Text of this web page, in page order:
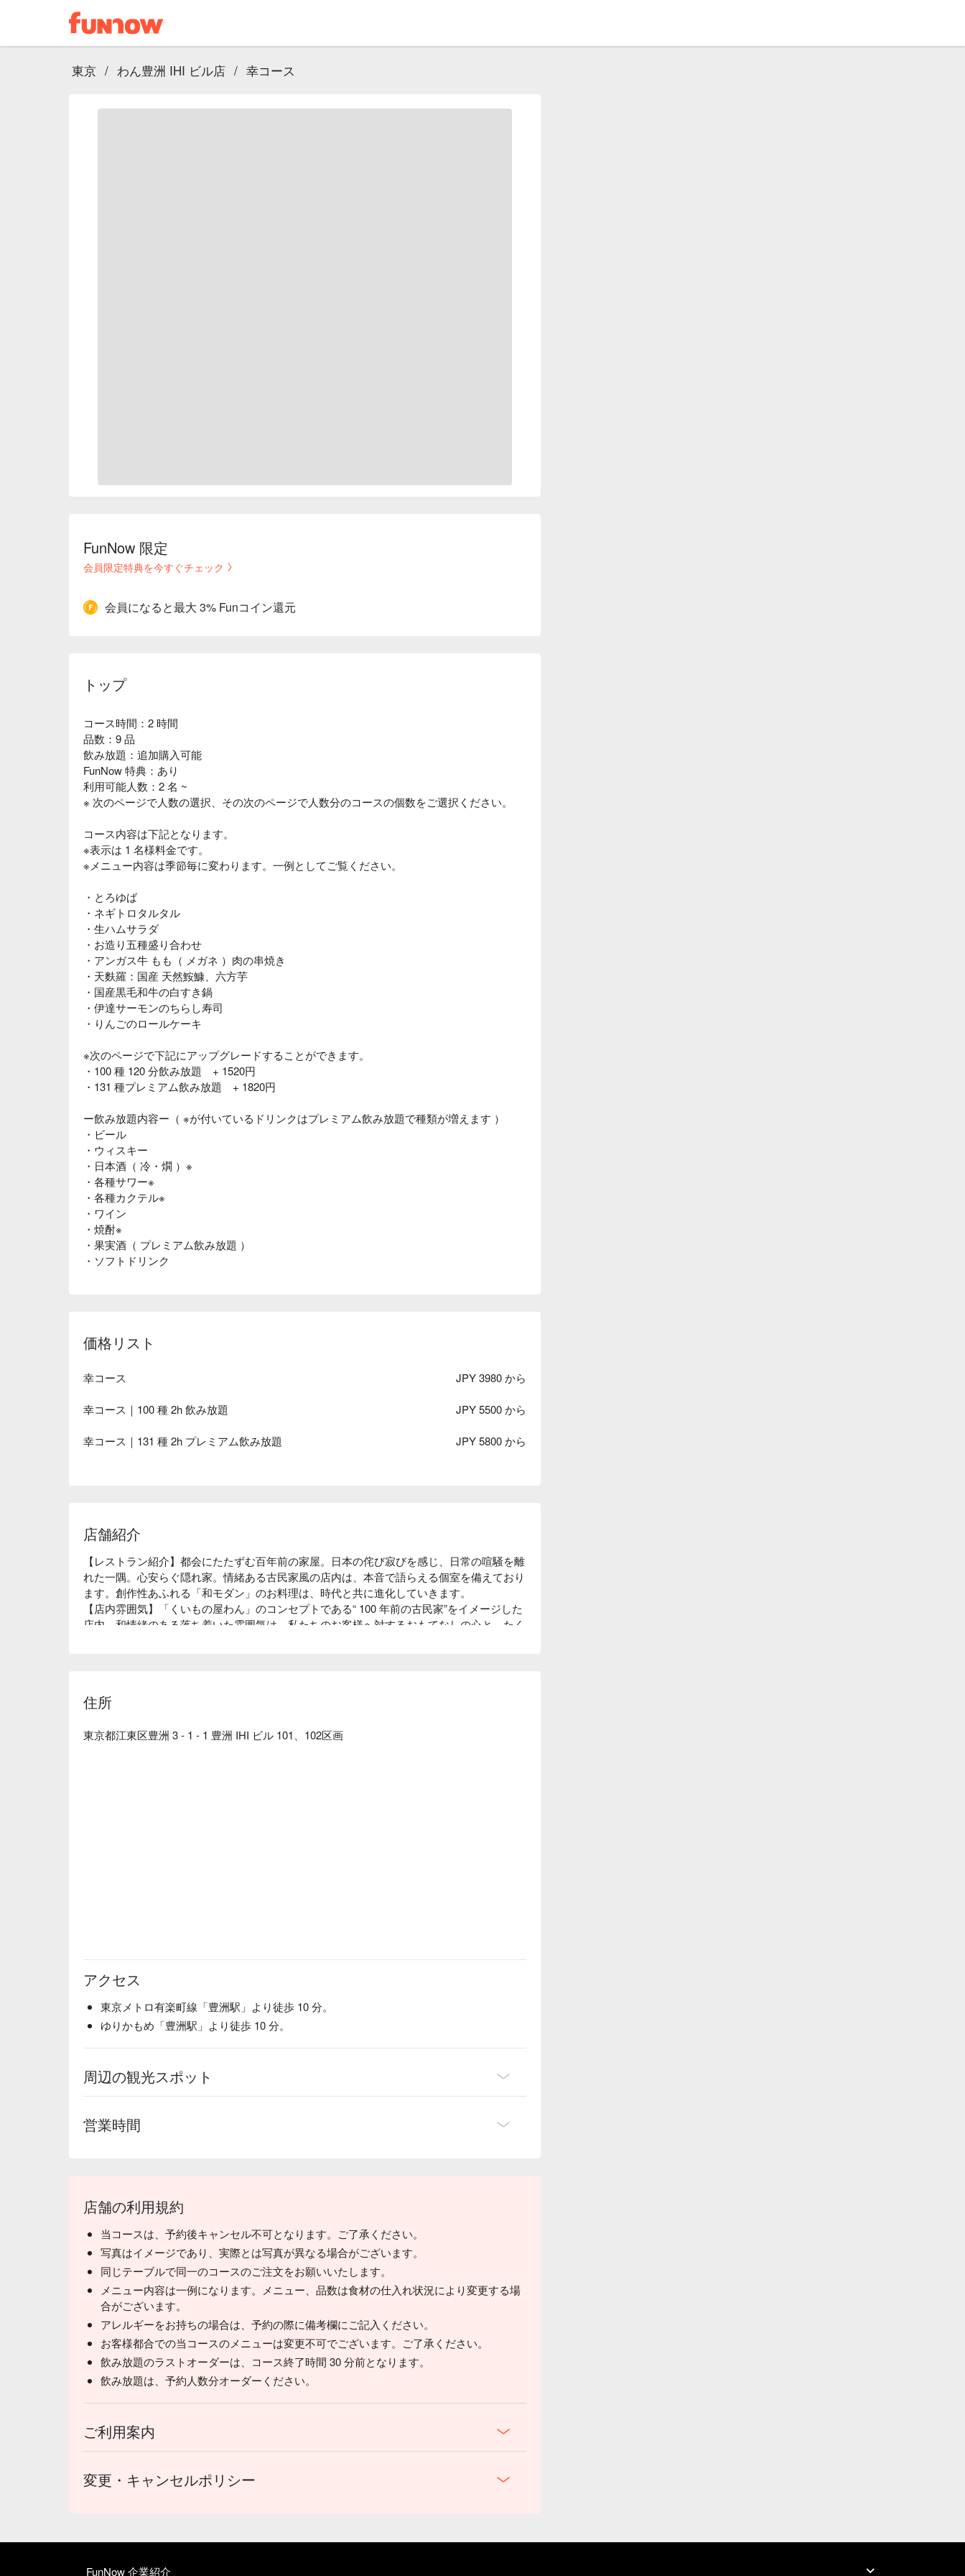
東京 / わん豊洲 IHI ビル店 / 幸コース
FunNow 限定
会員限定特典を今すぐチェック
会員になると最大 3% Funコイン還元
トップ
コース時間：2 時間
品数：9 品
飲み放題：追加購入可能
FunNow 特典：あり
利用可能人数：2 名 ~
※ 次のページで人数の選択、その次のページで人数分のコースの個数をご選択ください。
コース内容は下記となります。
※表示は 1 名様料金です。
※メニュー内容は季節毎に変わります。一例としてご覧ください。
・とろゆば
・ネギトロタルタル
・生ハムサラダ
・お造り五種盛り合わせ
・アンガス牛 もも（ メガネ ）肉の串焼き
・天麩羅：国産 天然鮟鱇、六方芋
・国産黒毛和牛の白すき鍋
・伊達サーモンのちらし寿司
・りんごのロールケーキ
※次のページで下記にアップグレードすることができます。
・100 種 120 分飲み放題 + 1520円
・131 種プレミアム飲み放題 + 1820円
ー飲み放題内容ー（ ※が付いているドリンクはプレミアム飲み放題で種類が増えます ）
・ビール
・ウィスキー
・日本酒（ 冷・燗 ）※
・各種サワー※
・各種カクテル※
・ワイン
・焼酎※
・果実酒（ プレミアム飲み放題 ）
・ソフトドリンク
価格リスト
幸コース JPY 3980 から
幸コース｜100 種 2h 飲み放題 JPY 5500 から
幸コース｜131 種 2h プレミアム飲み放題 JPY 5800 から
店舗紹介
【レストラン紹介】都会にたたずむ百年前の家屋。日本の侘び寂びを感じ、日常の喧騒を離
れた一隅。心安らぐ隠れ家。情緒ある古民家風の店内は、本音で語らえる個室を備えており
ます。創作性あふれる「和モダン」のお料理は、時代と共に進化していきます。
【店内雰囲気】「くいもの屋わん」のコンセプトである“ 100 年前の古民家”をイメージした
店内。和情緒のある落ち着いた雰囲気は、私たちのお客様へ対するおもてなしの心と、たく
は「椀」から来ています。器も料理の一部と捉え、一部の食器は栃木県益子焼を取り入れ、
合います。
住所
東京都江東区豊洲 3 - 1 - 1 豊洲 IHI ビル 101、102区画
アクセス
東京メトロ有楽町線「豊洲駅」より徒歩 10 分。
ゆりかもめ「豊洲駅」より徒歩 10 分。
周辺の観光スポット
営業時間
店舗の利用規約
当コースは、予約後キャンセル不可となります。ご了承ください。
写真はイメージであり、実際とは写真が異なる場合がございます。
同じテーブルで同一のコースのご注文をお願いいたします。
メニュー内容は一例になります。メニュー、品数は食材の仕入れ状況により変更する場
合がございます。
アレルギーをお持ちの場合は、予約の際に備考欄にご記入ください。
お客様都合での当コースのメニューは変更不可でございます。ご了承ください。
飲み放題のラストオーダーは、コース終了時間 30 分前となります。
飲み放題は、予約人数分オーダーください。
ご利用案内
変更・キャンセルポリシー
FunNow 企業紹介